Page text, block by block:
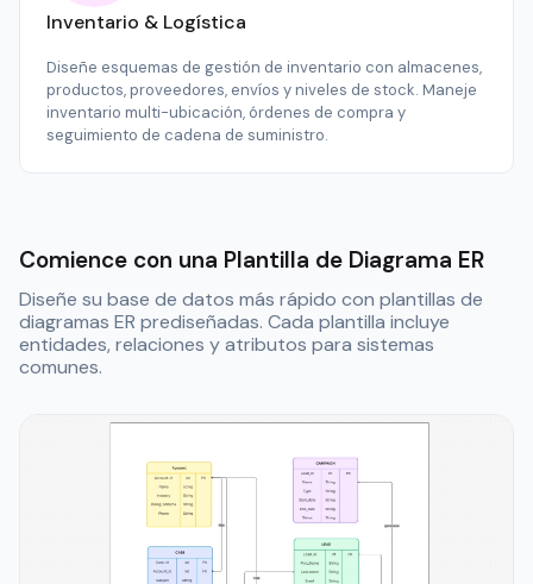
Inventario & Logística
Diseñe esquemas de gestión de inventario con almacenes,
productos, proveedores, envíos y niveles de stock. Maneje
inventario multi-ubicación, órdenes de compra y
seguimiento de cadena de suministro.
Comience con una Plantilla de Diagrama ER
Diseñe su base de datos más rápido con plantillas de
diagramas ER prediseñadas. Cada plantilla incluye
entidades, relaciones y atributos para sistemas
comunes.